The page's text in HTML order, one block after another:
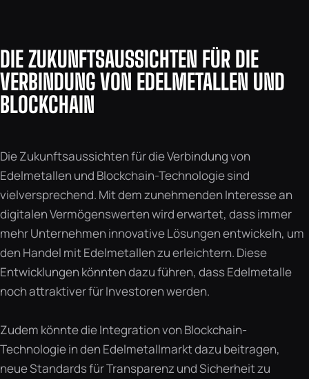
DIE ZUKUNFTSAUSSICHTEN FÜR DIE
VERBINDUNG VON EDELMETALLEN UND
BLOCKCHAIN
Die Zukunftsaussichten für die Verbindung von
Edelmetallen und Blockchain-Technologie sind
vielversprechend. Mit dem zunehmenden Interesse an
digitalen Vermögenswerten wird erwartet, dass immer
mehr Unternehmen innovative Lösungen entwickeln, um
den Handel mit Edelmetallen zu erleichtern. Diese
Entwicklungen könnten dazu führen, dass Edelmetalle
noch attraktiver für Investoren werden.
Zudem könnte die Integration von Blockchain-
Technologie in den Edelmetallmarkt dazu beitragen,
neue Standards für Transparenz und Sicherheit zu